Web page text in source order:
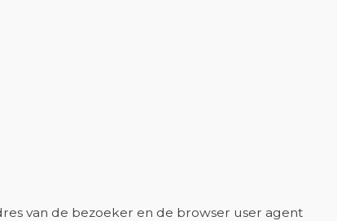
van de bezoeker en de browser user agent